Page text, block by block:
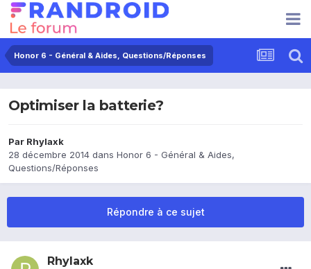
Honor 6 - Général & Aides, Questions/Réponses
Optimiser la batterie?
Par Rhylaxk
28 décembre 2014 dans Honor 6 - Général & Aides,
Questions/Réponses
Répondre à ce sujet
Rhylaxk